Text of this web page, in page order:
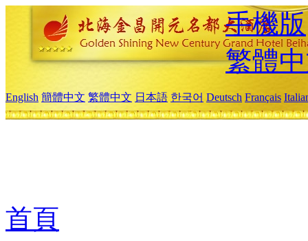
手機版
繁體
English 簡體中文 繁體中文 日本語 한국어 Deutsch Français
首頁